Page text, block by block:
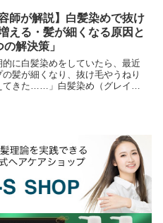
ありませんか？...
容師が解説】白髪染めで抜け
える・髪が細くなる原因と
の解決策」
的に白髪染めをしていたら、最近
の髪が細くなり、抜け毛やうねり
てきた……」白髪染め（グレイカ